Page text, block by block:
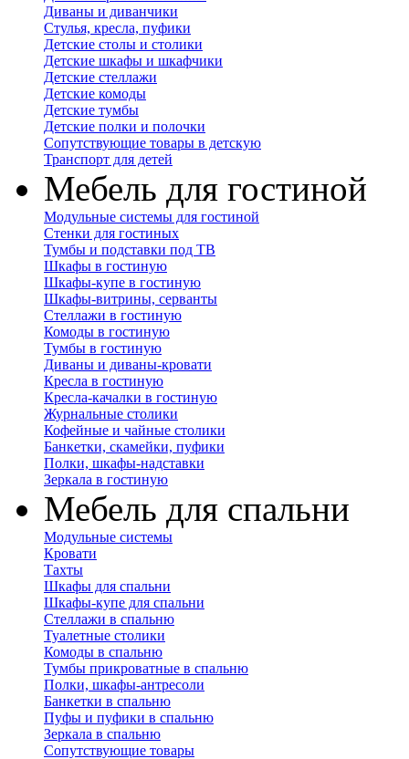
Диваны и диванчики
Стулья, кресла, пуфики
Детские столы и столики
Детские шкафы и шкафчики
Детские стеллажи
Детские комоды
Детские тумбы
Детские полки и полочки
Сопутствующие товары в детскую
Транспорт для детей
Мебель для гостиной
Модульные системы для гостиной
Стенки для гостиных
Тумбы и подставки под ТВ
Шкафы в гостиную
Шкафы-купе в гостиную
Шкафы-витрины, серванты
Стеллажи в гостиную
Комоды в гостиную
Тумбы в гостиную
Диваны и диваны-кровати
Кресла в гостиную
Кресла-качалки в гостиную
Журнальные столики
Кофейные и чайные столики
Банкетки, скамейки, пуфики
Полки, шкафы-надставки
Зеркала в гостиную
Мебель для спальни
Модульные системы
Кровати
Тахты
Шкафы для спальни
Шкафы-купе для спальни
Стеллажи в спальню
Туалетные столики
Комоды в спальню
Тумбы прикроватные в спальню
Полки, шкафы-антресоли
Банкетки в спальню
Пуфы и пуфики в спальню
Зеркала в спальню
Сопутствующие товары